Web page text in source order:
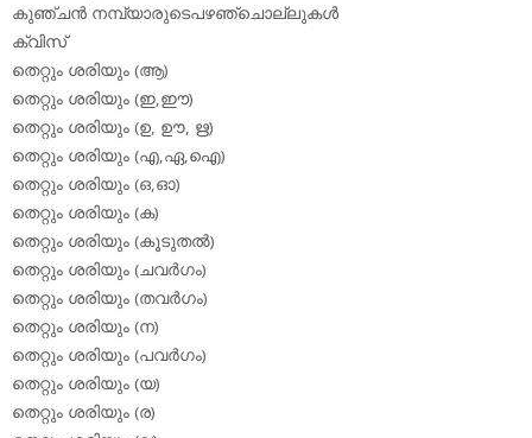
കുഞ്ചന്‍ നമ്പ്യാരുടെപഴഞ്ചൊല്ലുകള്‍
ക്വിസ്
തെറ്റും ശരിയും (ആ)
തെറ്റും ശരിയും (ഇ,ഈ)
തെറ്റും ശരിയും (ഉ, ഊ, ഋ)
തെറ്റും ശരിയും (എ,ഏ,ഐ)
തെറ്റും ശരിയും (ഒ,ഓ)
തെറ്റും ശരിയും (ക)
തെറ്റും ശരിയും (കൂടുതല്‍)
തെറ്റും ശരിയും (ചവര്‍ഗം)
തെറ്റും ശരിയും (തവര്‍ഗം)
തെറ്റും ശരിയും (ന)
തെറ്റും ശരിയും (പവര്‍ഗം)
തെറ്റും ശരിയും (യ)
തെറ്റും ശരിയും (ര)